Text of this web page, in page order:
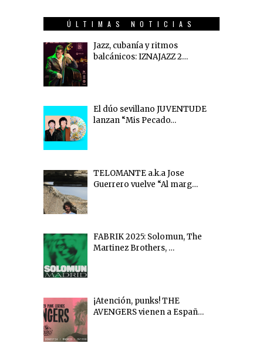
ÚLTIMAS NOTICIAS
Jazz, cubanía y ritmos
balcánicos: IZNAJAZZ 2…
El dúo sevillano JUVENTUDE
lanzan “Mis Pecado…
TELOMANTE a.k.a Jose
Guerrero vuelve “Al marg…
FABRIK 2025: Solomun, The
Martinez Brothers, …
¡Atención, punks! THE
AVENGERS vienen a Españ…